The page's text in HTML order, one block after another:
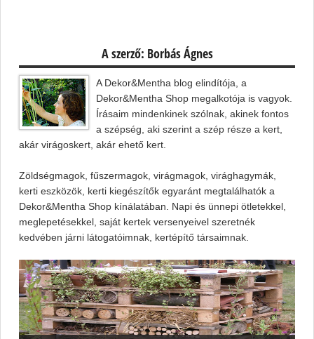
A szerző: Borbás Ágnes
A Dekor&Mentha blog elindítója, a
Dekor&Mentha Shop megalkotója is vagyok.
Írásaim mindenkinek szólnak, akinek fontos
a szépség, aki szerint a szép része a kert,
akár virágoskert, akár ehető kert.
Zöldségmagok, fűszermagok, virágmagok, virághagymák,
kerti eszközök, kerti kiegészítők egyaránt megtalálhatók a
Dekor&Mentha Shop kínálatában. Napi és ünnepi ötletekkel,
meglepetésekkel, saját kertek versenyeivel szeretnék
kedvében járni látogatóimnak, kertépítő társaimnak.